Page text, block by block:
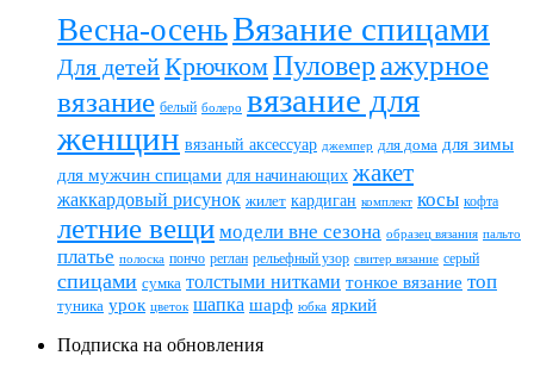
Весна-осеньВязание спицами
Для детейКрючкомПуловер ажурное
вязание белый болеро вязание для
женщин вязаный аксессуар джемпер для дома для зимы
для мужчин спицами для начинающих жакет
жаккардовый рисунок жилет кардиган комплект косы кофта
летние вещи модели вне сезона образец вязания пальто
платье полоска пончо реглан рельефный узор свитер вязание серый
спицами сумка толстыми нитками тонкое вязание топ
туника урок цветок шапка шарф юбка яркий
Подписка на обновления